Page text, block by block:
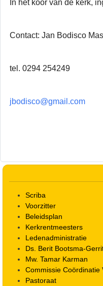
In het koor van de kerk,
Contact: Jan Bodisco
tel. 0294 254249
jbodisco@gmail.com
Scriba
Voorzitter
Beleidsplan
Kerkrentmeesters
Ledenadministratie
Ds. Berit Bootsma-
Mw. Tamar Karman
Commissie Coördinatie
Pastoraat